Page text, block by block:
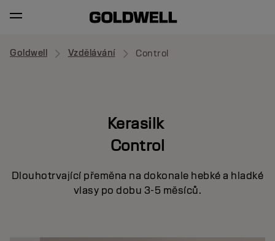
Goldwell Vzdělávání Control
Kerasilk
Control
Dlouhotrvající přeměna na dokonale hebké a hladké
vlasy po dobu 3-5 měsíců.